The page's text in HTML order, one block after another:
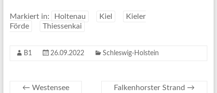
Markiert in: Holtenau Kiel
Kieler
Förde
Thiessenkai
B1 26.09.2022 Schleswig-Holstein
← Westensee Falkenhorster Strand →